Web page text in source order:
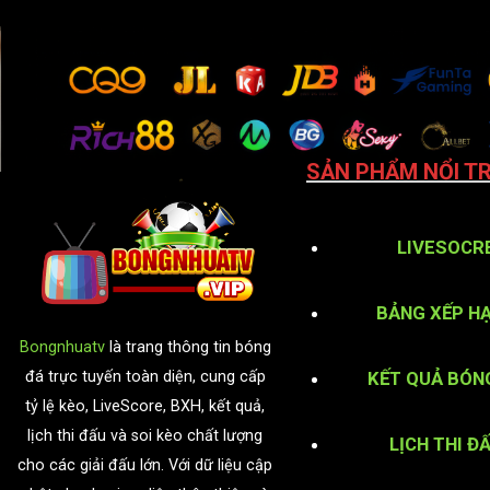
Bongnhuatvlà trang thông tin bóng
đá trực tuyến toàn diện, cung cấp
tỷ lệ kèo, LiveScore, BXH, kết quả,
lịch thi đấu và soi kèo chất lượng
cho các giải đấu lớn. Với dữ liệu cập
SẢN PHẨM NỔI
BẢNG XẾP
KẾT QUẢ
LỊCH THI